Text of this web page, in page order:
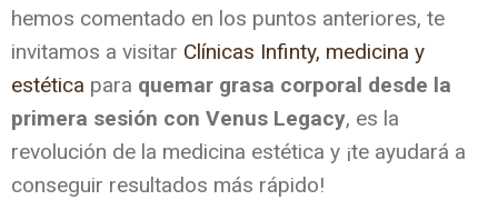
hemos comentado en los puntos anteriores, te
invitamos a visitar Clínicas Infinty, medicina y
estética para quemar grasa corporal desde la
primera sesión con Venus Legacy, es la
revolución de la medicina estética y ¡te ayudará a
conseguir resultados más rápido!